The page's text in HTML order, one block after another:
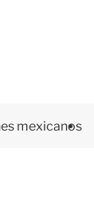
mexicanos